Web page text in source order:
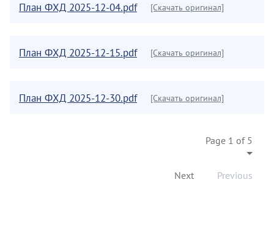
План ФХД 2025-12-04.pdf [Скачать оригинал]
План ФХД 2025-12-15.pdf [Скачать оригинал]
План ФХД 2025-12-30.pdf [Скачать оригинал]
Page 1 of 5
Previous
Next